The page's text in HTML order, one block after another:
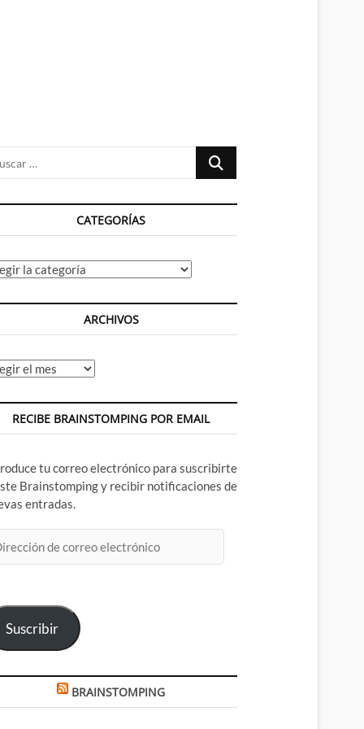
Buscar
CATEGORÍAS
ARCHIVOS
RECIBE BRAINSTOMPING POR EMAIL
tu correo electrónico para suscribirte
Brainstomping y recibir notificaciones de
entradas.
Suscribir
BRAINSTOMPING